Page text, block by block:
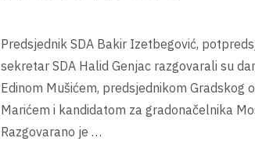
Predsjednik SDA Bakir Izetbegović,
sekretar SDA Halid Genjac razgovarali su
Edinom Mušićem, predsjednikom Gradskog
Marićem i kandidatom za gradonačelnika
Razgovarano je …